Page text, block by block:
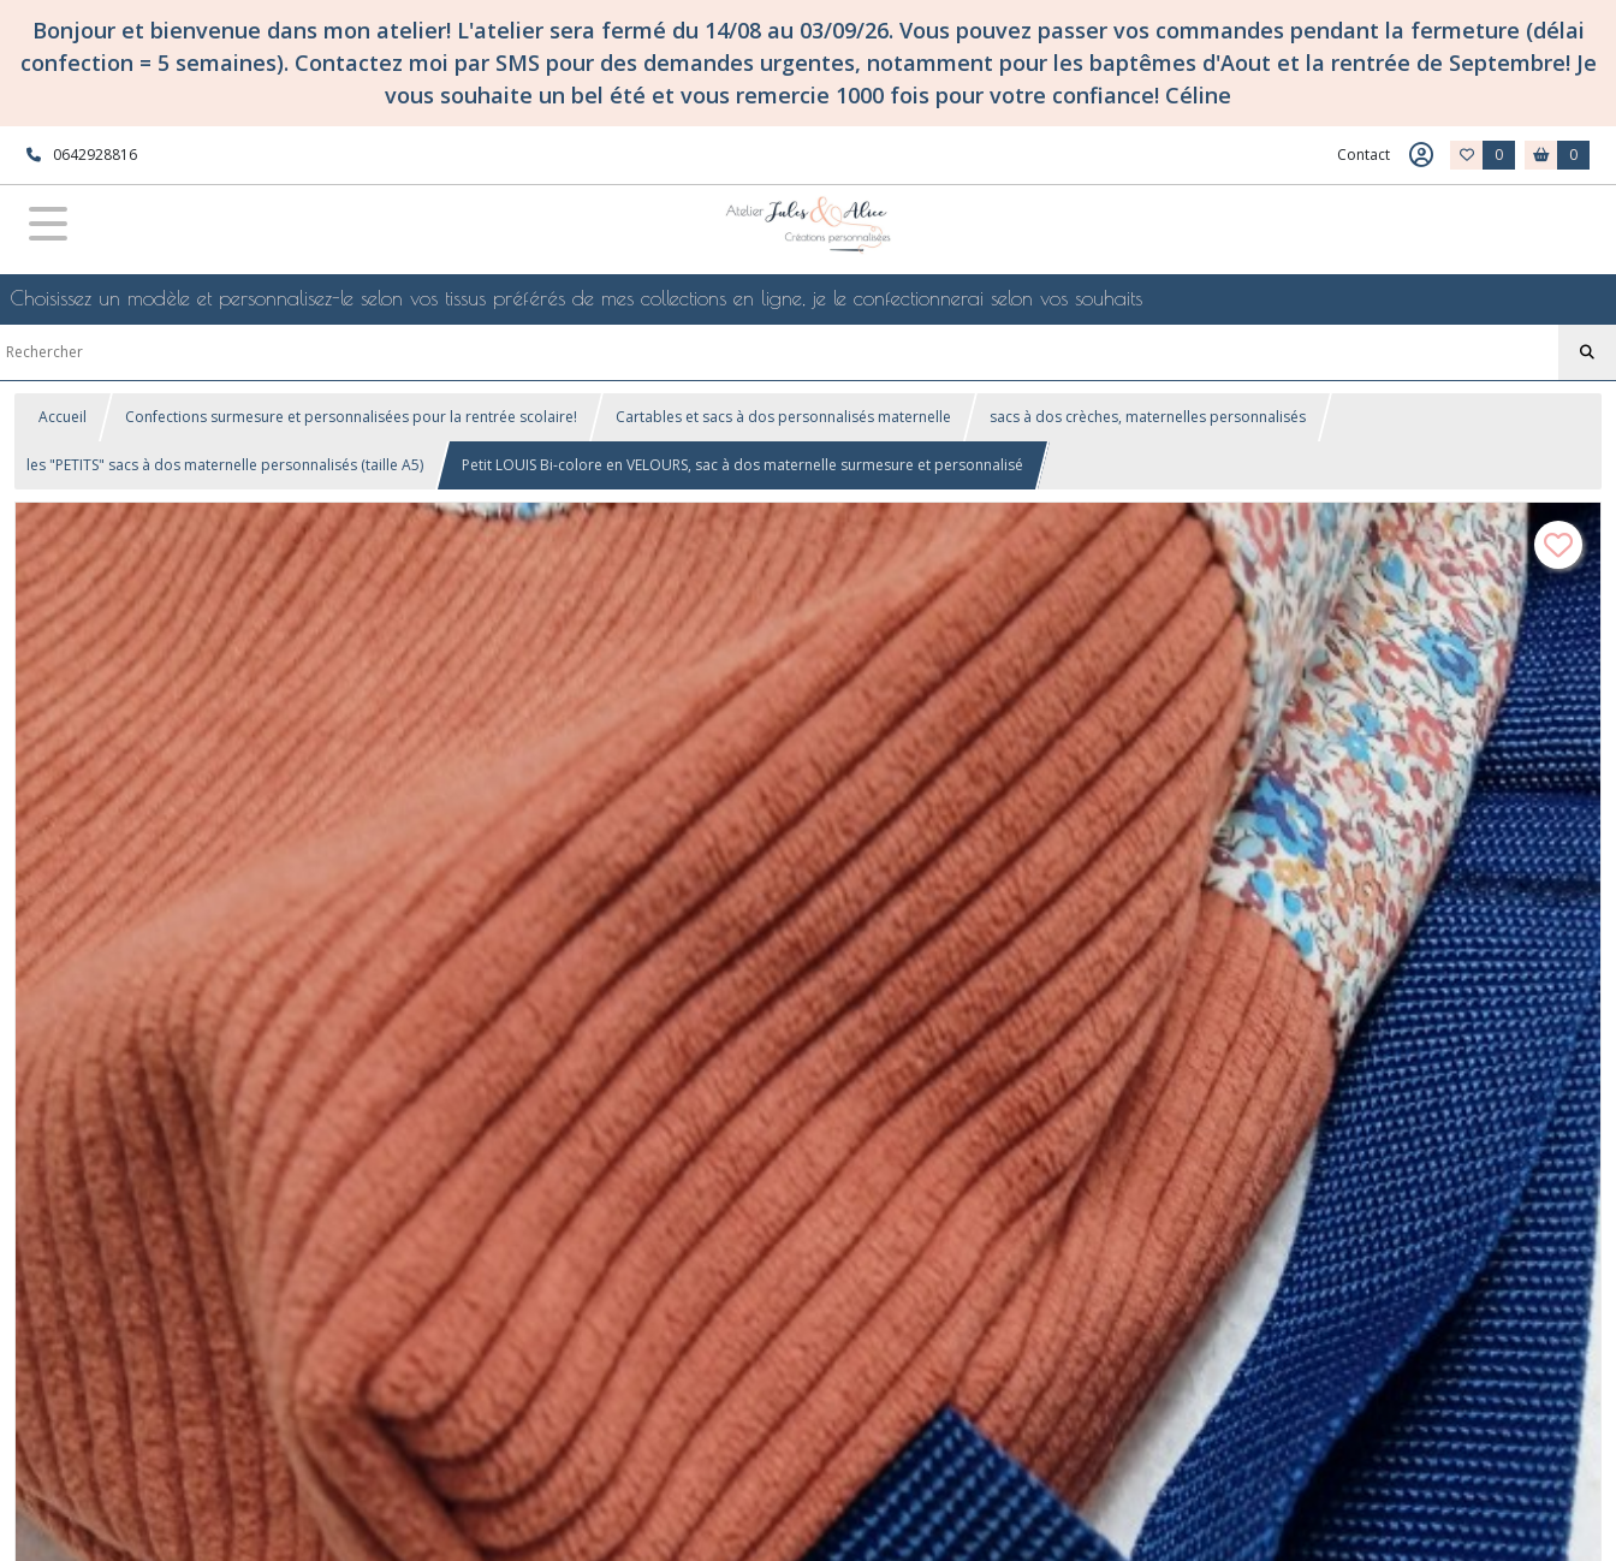
Bonjour et bienvenue dans mon atelier! L'atelier sera fermé du 14/08 au 03/09/26. Vous pouvez passer vos commandes pendant la fermeture (délai
confection = 5 semaines). Contactez moi par SMS pour des demandes urgentes, notamment pour les baptêmes d'Aout et la rentrée de Septembre! Je
vous souhaite un bel été et vous remercie 1000 fois pour votre confiance! Céline
0642928816 Contact 0 0
Choisissez un modèle et personnalisez-le selon vos tissus préférés de mes collections en ligne, je le confectionnerai selon vos souhaits
Accueil Confections surmesure et personnalisées pour la rentrée scolaire! Cartables et sacs à dos personnalisés maternelle sacs à dos crèches, maternelles personnalisés
les "PETITS" sacs à dos maternelle personnalisés (taille A5) Petit LOUIS Bi-colore en VELOURS, sac à dos maternelle surmesure et personnalisé